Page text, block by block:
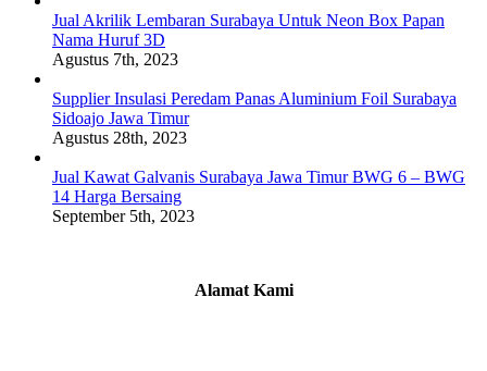
Jual Akrilik Lembaran Surabaya Untuk Neon Box Papan
Nama Huruf 3D
Agustus 7th, 2023
Supplier Insulasi Peredam Panas Aluminium Foil Surabaya
Sidoajo Jawa Timur
Agustus 28th, 2023
Jual Kawat Galvanis Surabaya Jawa Timur BWG 6 – BWG
14 Harga Bersaing
September 5th, 2023
Alamat Kami